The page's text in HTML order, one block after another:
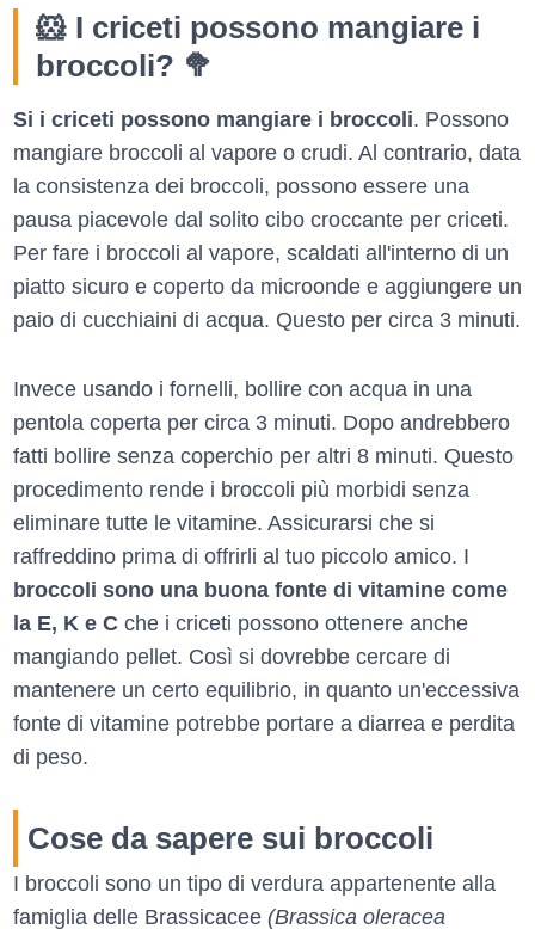
🐹 I criceti possono mangiare i
broccoli? 🥦
Si i criceti possono mangiare i broccoli. Possono
mangiare broccoli al vapore o crudi. Al contrario, data
la consistenza dei broccoli, possono essere una
pausa piacevole dal solito cibo croccante per criceti.
Per fare i broccoli al vapore, scaldati all'interno di un
piatto sicuro e coperto da microonde e aggiungere un
paio di cucchiaini di acqua. Questo per circa 3 minuti.
Invece usando i fornelli, bollire con acqua in una
pentola coperta per circa 3 minuti. Dopo andrebbero
fatti bollire senza coperchio per altri 8 minuti. Questo
procedimento rende i broccoli più morbidi senza
eliminare tutte le vitamine. Assicurarsi che si
raffreddino prima di offrirli al tuo piccolo amico. I
broccoli sono una buona fonte di vitamine come
la E, K e C che i criceti possono ottenere anche
mangiando pellet. Così si dovrebbe cercare di
mantenere un certo equilibrio, in quanto un'eccessiva
fonte di vitamine potrebbe portare a diarrea e perdita
di peso.
Cose da sapere sui broccoli
I broccoli sono un tipo di verdura appartenente alla
famiglia delle Brassicacee (Brassica oleracea